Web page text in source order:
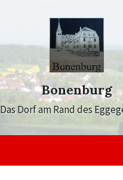
Bonenburg
Das Dorf am Rand des